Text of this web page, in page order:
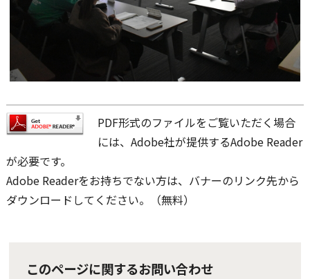
PDF形式のファイルをご覧いただく場合
には、Adobe社が提供するAdobe Reader
が必要です。
Adobe Readerをお持ちでない方は、バナーのリンク先から
ダウンロードしてください。（無料）
このページに関するお問い合わせ